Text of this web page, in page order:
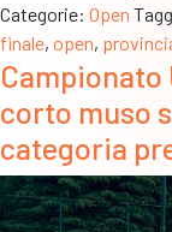
Categorie: Open
finale, open,
Campionato
corto muso
categoria